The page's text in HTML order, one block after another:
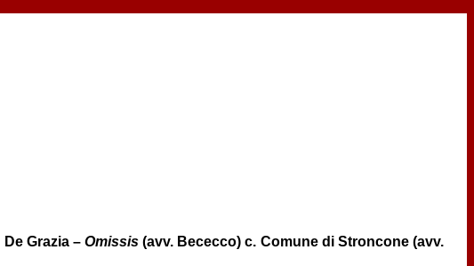
De Grazia – Omissis(avv. Bececco) c. Comune di Stroncone (avv.